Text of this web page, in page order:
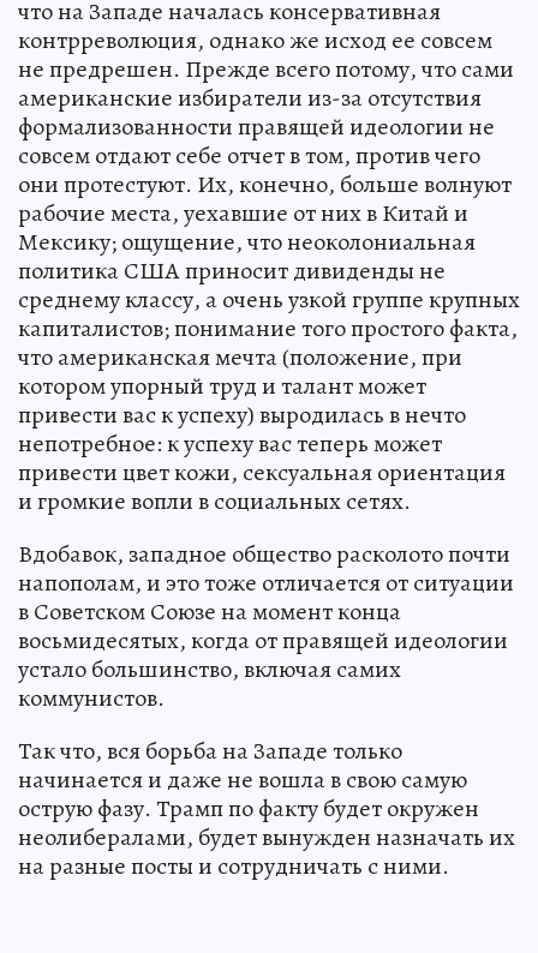
что на Западе началась консервативная
контрреволюция, однако же исход ее совсем
не предрешен. Прежде всего потому, что сами
американские избиратели из-за отсутствия
формализованности правящей идеологии не
совсем отдают себе отчет в том, против чего
они протестуют. Их, конечно, больше волнуют
рабочие места, уехавшие от них в Китай и
Мексику; ощущение, что неоколониальная
политика США приносит дивиденды не
среднему классу, а очень узкой группе крупных
капиталистов; понимание того простого факта,
что американская мечта (положение, при
котором упорный труд и талант может
привести вас к успеху) выродилась в нечто
непотребное: к успеху вас теперь может
привести цвет кожи, сексуальная ориентация
и громкие вопли в социальных сетях.
Вдобавок, западное общество расколото почти
напополам, и это тоже отличается от ситуации
в Советском Союзе на момент конца
восьмидесятых, когда от правящей идеологии
устало большинство, включая самих
коммунистов.
Так что, вся борьба на Западе только
начинается и даже не вошла в свою самую
острую фазу. Трамп по факту будет окружен
неолибералами, будет вынужден назначать их
на разные посты и сотрудничать с ними.